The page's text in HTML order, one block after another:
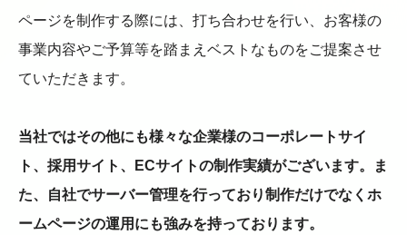
ページを制作する際には、打ち合わせを行い、お客様の
事業内容やご予算等を踏まえベストなものをご提案させ
ていただきます。
当社ではその他にも様々な企業様のコーポレートサイ
ト、採用サイト、ECサイトの制作実績がございます。ま
た、自社でサーバー管理を行っており制作だけでなくホ
ームページの運用にも強みを持っております。